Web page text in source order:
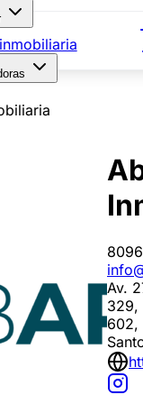
Av.
329,
602,